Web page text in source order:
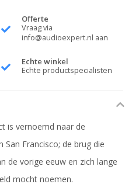
Offerte
Vraag via
info@audioexpert.nl aan
Echte winkel
Echte productspecialisten
is vernoemd naar de
Francisco; de brug die
de vorige eeuw en zich lange
mocht noemen.